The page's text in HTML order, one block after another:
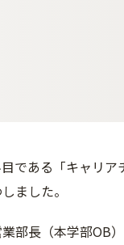
である「キャリア
ました。
部長（本学部OB